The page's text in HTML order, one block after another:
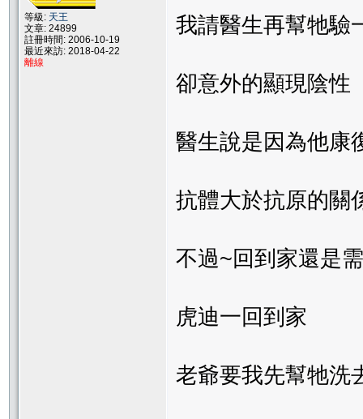
等級: 天王
文章: 24899
註冊時間: 2006-10-19
最近來訪: 2018-04-22
離線
我請醫生再幫牠驗
卻意外的顯現陰性
醫生說是因為他康
抗體大於抗原的關
不過~回到家還是
虎迪一回到家
老爺要我先幫牠洗